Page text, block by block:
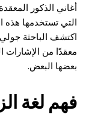
أغاني الذكور
التي تستخدمها هذه
اكتشف الباحثة جولي
معقدًا من الإشارات
بعضها البعض.
فهم لغة الزيبرا: 11